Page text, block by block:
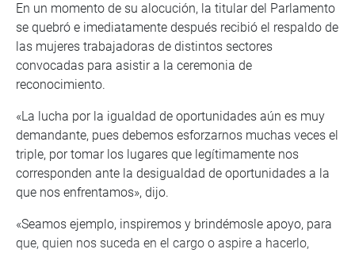
En un momento de su alocución, la titular del Parlamento
se quebró e imediatamente después recibió el respaldo de
las mujeres trabajadoras de distintos sectores
convocadas para asistir a la ceremonia de
reconocimiento.
«La lucha por la igualdad de oportunidades aún es muy
demandante, pues debemos esforzarnos muchas veces el
triple, por tomar los lugares que legítimamente nos
corresponden ante la desigualdad de oportunidades a la
que nos enfrentamos», dijo.
«Seamos ejemplo, inspiremos y brindémosle apoyo, para
que, quien nos suceda en el cargo o aspire a hacerlo,